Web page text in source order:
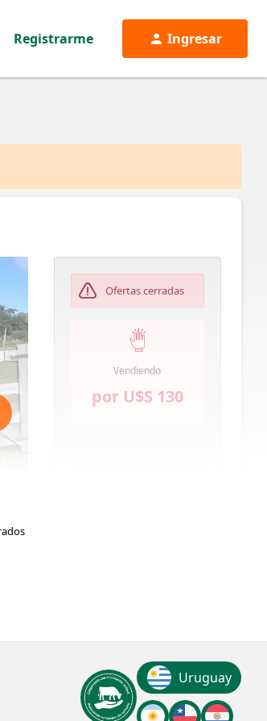
Registrarme Ingresar
Ofertas cerradas
Vendiendo
por U$S 130
ClicData
Uruguay